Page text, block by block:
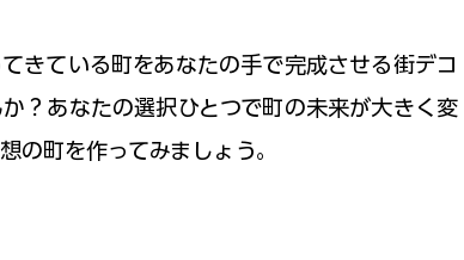
きている町をあなたの手で完成させる街デコ
？あなたの選択ひとつで町の未来が大きく変
の町を作ってみましょう。